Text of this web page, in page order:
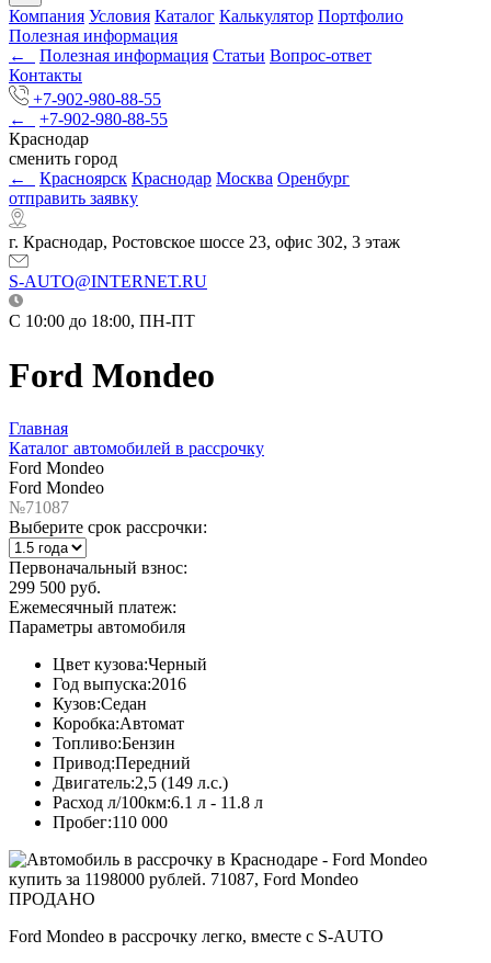
Компания Условия Каталог Калькулятор Портфолио
Полезная информация
←
Полезная информация Статьи Вопрос-ответ
Контакты
+7-902-980-88-55
←
+7-902-980-88-55
Краснодар
сменить город
←
Красноярск Краснодар Москва Оренбург
отправить заявку
г. Краснодар, Ростовское шоссе 23, офис 302, 3 этаж
S-AUTO@INTERNET.RU
C 10:00 до 18:00, ПН-ПТ
Ford Mondeo
Главная
Каталог автомобилей в рассрочку
Ford Mondeo
Ford Mondeo
№71087
Выберите срок рассрочки:
Первоначальный взнос:
299 500 руб.
Ежемесячный платеж:
Параметры автомобиля
Цвет кузова:Черный
Год выпуска:2016
Кузов:Седан
Коробка:Автомат
Топливо:Бензин
Привод:Передний
Двигатель:2,5 (149 л.с.)
Расход л/100км:6.1 л - 11.8 л
Пробег:110 000
ПРОДАНО
Ford Mondeo в рассрочку легко, вместе с S-AUTO